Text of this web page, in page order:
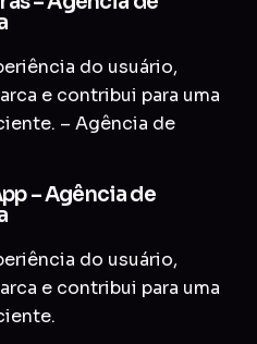
do usuário,
e contribui para uma
– Agência de
– Agência de
do usuário,
e contribui para uma